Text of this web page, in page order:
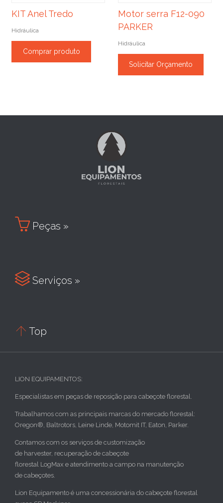
KIT Anel Tredo
Hidráulica
Comprar produto
Motor serra F12-090
PARKER
Hidráulica
Solicitar Orçamento
 Peças »
 Serviços »
 Top
LION EQUIPAMENTOS:
Especialistas em peças de reposição para cabeçote florestal.
Trabalhamos com as principais marcas do mercado florestal:
Oregon®, Baltrotors, Leine Linde, Motomit IT, Eaton, Parker.
Contamos com os serviços de customização
de harvester, recuperação de cabeçote
florestal LogMax e atendimento a campo na manutenção
de cabeçotes.
Lion Equipamento é uma concessionária do cabeçote florestal